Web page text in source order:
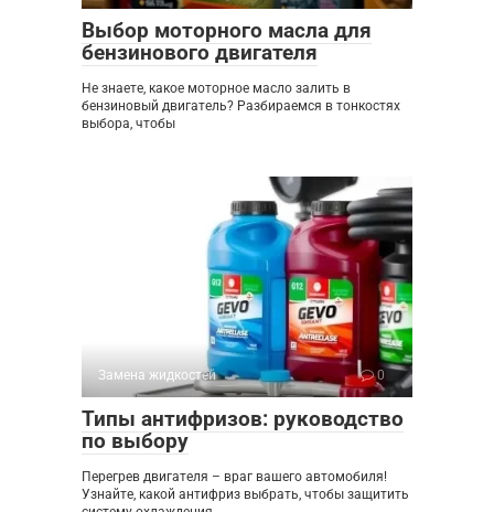
Выбор моторного масла для
бензинового двигателя
Не знаете, какое моторное масло залить в
бензиновый двигатель? Разбираемся в тонкостях
выбора, чтобы
Замена жидкостей 0
Типы антифризов: руководство
по выбору
Перегрев двигателя – враг вашего автомобиля!
Узнайте, какой антифриз выбрать, чтобы защитить